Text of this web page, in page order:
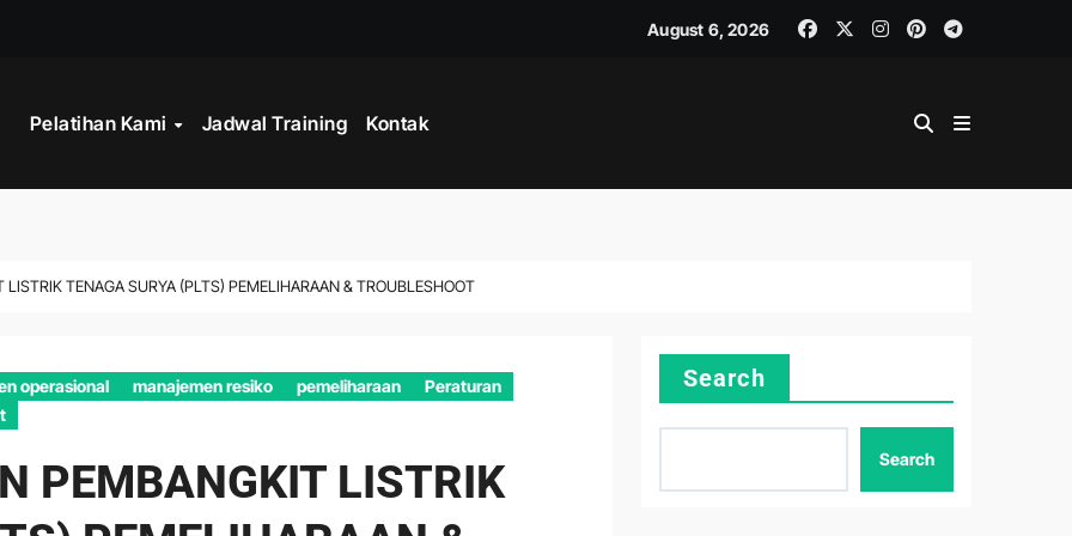
MANAGEMENT COMPLIANCE
LOGISTIK
August 6, 2026
Pelatihan Kami Jadwal Training Kontak
TENAGA SURYA (PLTS) PEMELIHARAAN & TROUBLESHOOT
operasional manajemen resiko pemeliharaan
Peraturan
PEMBANGKIT LISTRIK
Search
Search